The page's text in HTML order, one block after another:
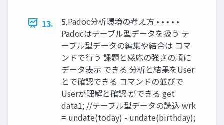
13.
5.Padoc分析環境の考え方 • • • • •
Padocはテーブル型データを扱う テ
ーブル型データの編集や結合は コマ
ンドで行う 課題と感応の強さの順に
データ表示 できる 分析と結果をUser
とで確認できる コマンドの並びで
Userが理解と確認 ができる get
data1; //テーブル型データの読込 wrk
= undate(today) - undate(birthday);